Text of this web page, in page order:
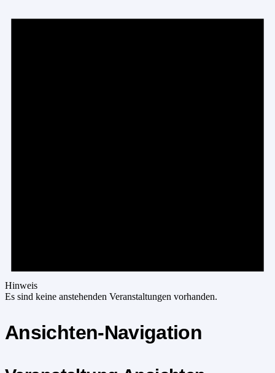
Hinweis
Es sind keine anstehenden Veranstaltungen vorhanden.
Ansichten-Navigation